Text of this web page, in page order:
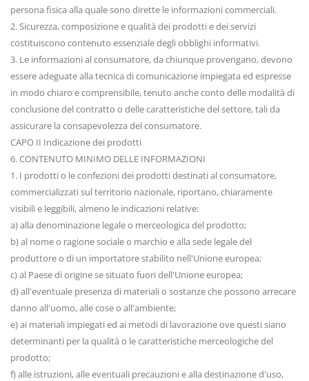
persona fisica alla quale sono dirette le informazioni commerciali.
2. Sicurezza, composizione e qualità dei prodotti e dei servizi
costituiscono contenuto essenziale degli obblighi informativi.
3. Le informazioni al consumatore, da chiunque provengano, devono
essere adeguate alla tecnica di comunicazione impiegata ed espresse
in modo chiaro e comprensibile, tenuto anche conto delle modalità di
conclusione del contratto o delle caratteristiche del settore, tali da
assicurare la consapevolezza del consumatore.
CAPO II Indicazione dei prodotti
6. CONTENUTO MINIMO DELLE INFORMAZIONI
1. I prodotti o le confezioni dei prodotti destinati al consumatore,
commercializzati sul territorio nazionale, riportano, chiaramente
visibili e leggibili, almeno le indicazioni relative:
a) alla denominazione legale o merceologica del prodotto;
b) al nome o ragione sociale o marchio e alla sede legale del
produttore o di un importatore stabilito nell'Unione europea;
c) al Paese di origine se situato fuori dell'Unione europea;
d) all'eventuale presenza di materiali o sostanze che possono arrecare
danno all'uomo, alle cose o all'ambiente;
e) ai materiali impiegati ed ai metodi di lavorazione ove questi siano
determinanti per la qualità o le caratteristiche merceologiche del
prodotto;
f) alle istruzioni, alle eventuali precauzioni e alla destinazione d'uso,